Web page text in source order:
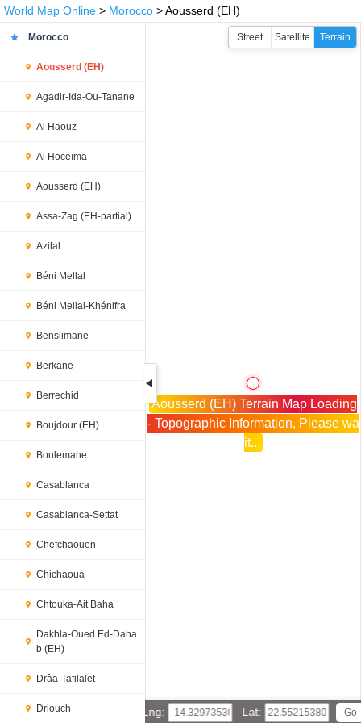
World Map Online > Morocco > Aousserd (EH)
Morocco
Aousserd (EH)
Agadir-Ida-Ou-Tanane
Al Haouz
Al Hoceïma
Aousserd (EH)
Assa-Zag (EH-partial)
Azilal
Béni Mellal
Béni Mellal-Khénifra
Benslimane
Berkane
Berrechid
Boujdour (EH)
Boulemane
Casablanca
Casablanca-Settat
Chefchaouen
Chichaoua
Chtouka-Ait Baha
Dakhla-Oued Ed-Daha
b (EH)
Drâa-Tafilalet
Driouch
Aousserd (EH) Terrain Map Loading
- Topographic Information, Please wa
it...
Lng: Lat:
Street Satellite Terrain